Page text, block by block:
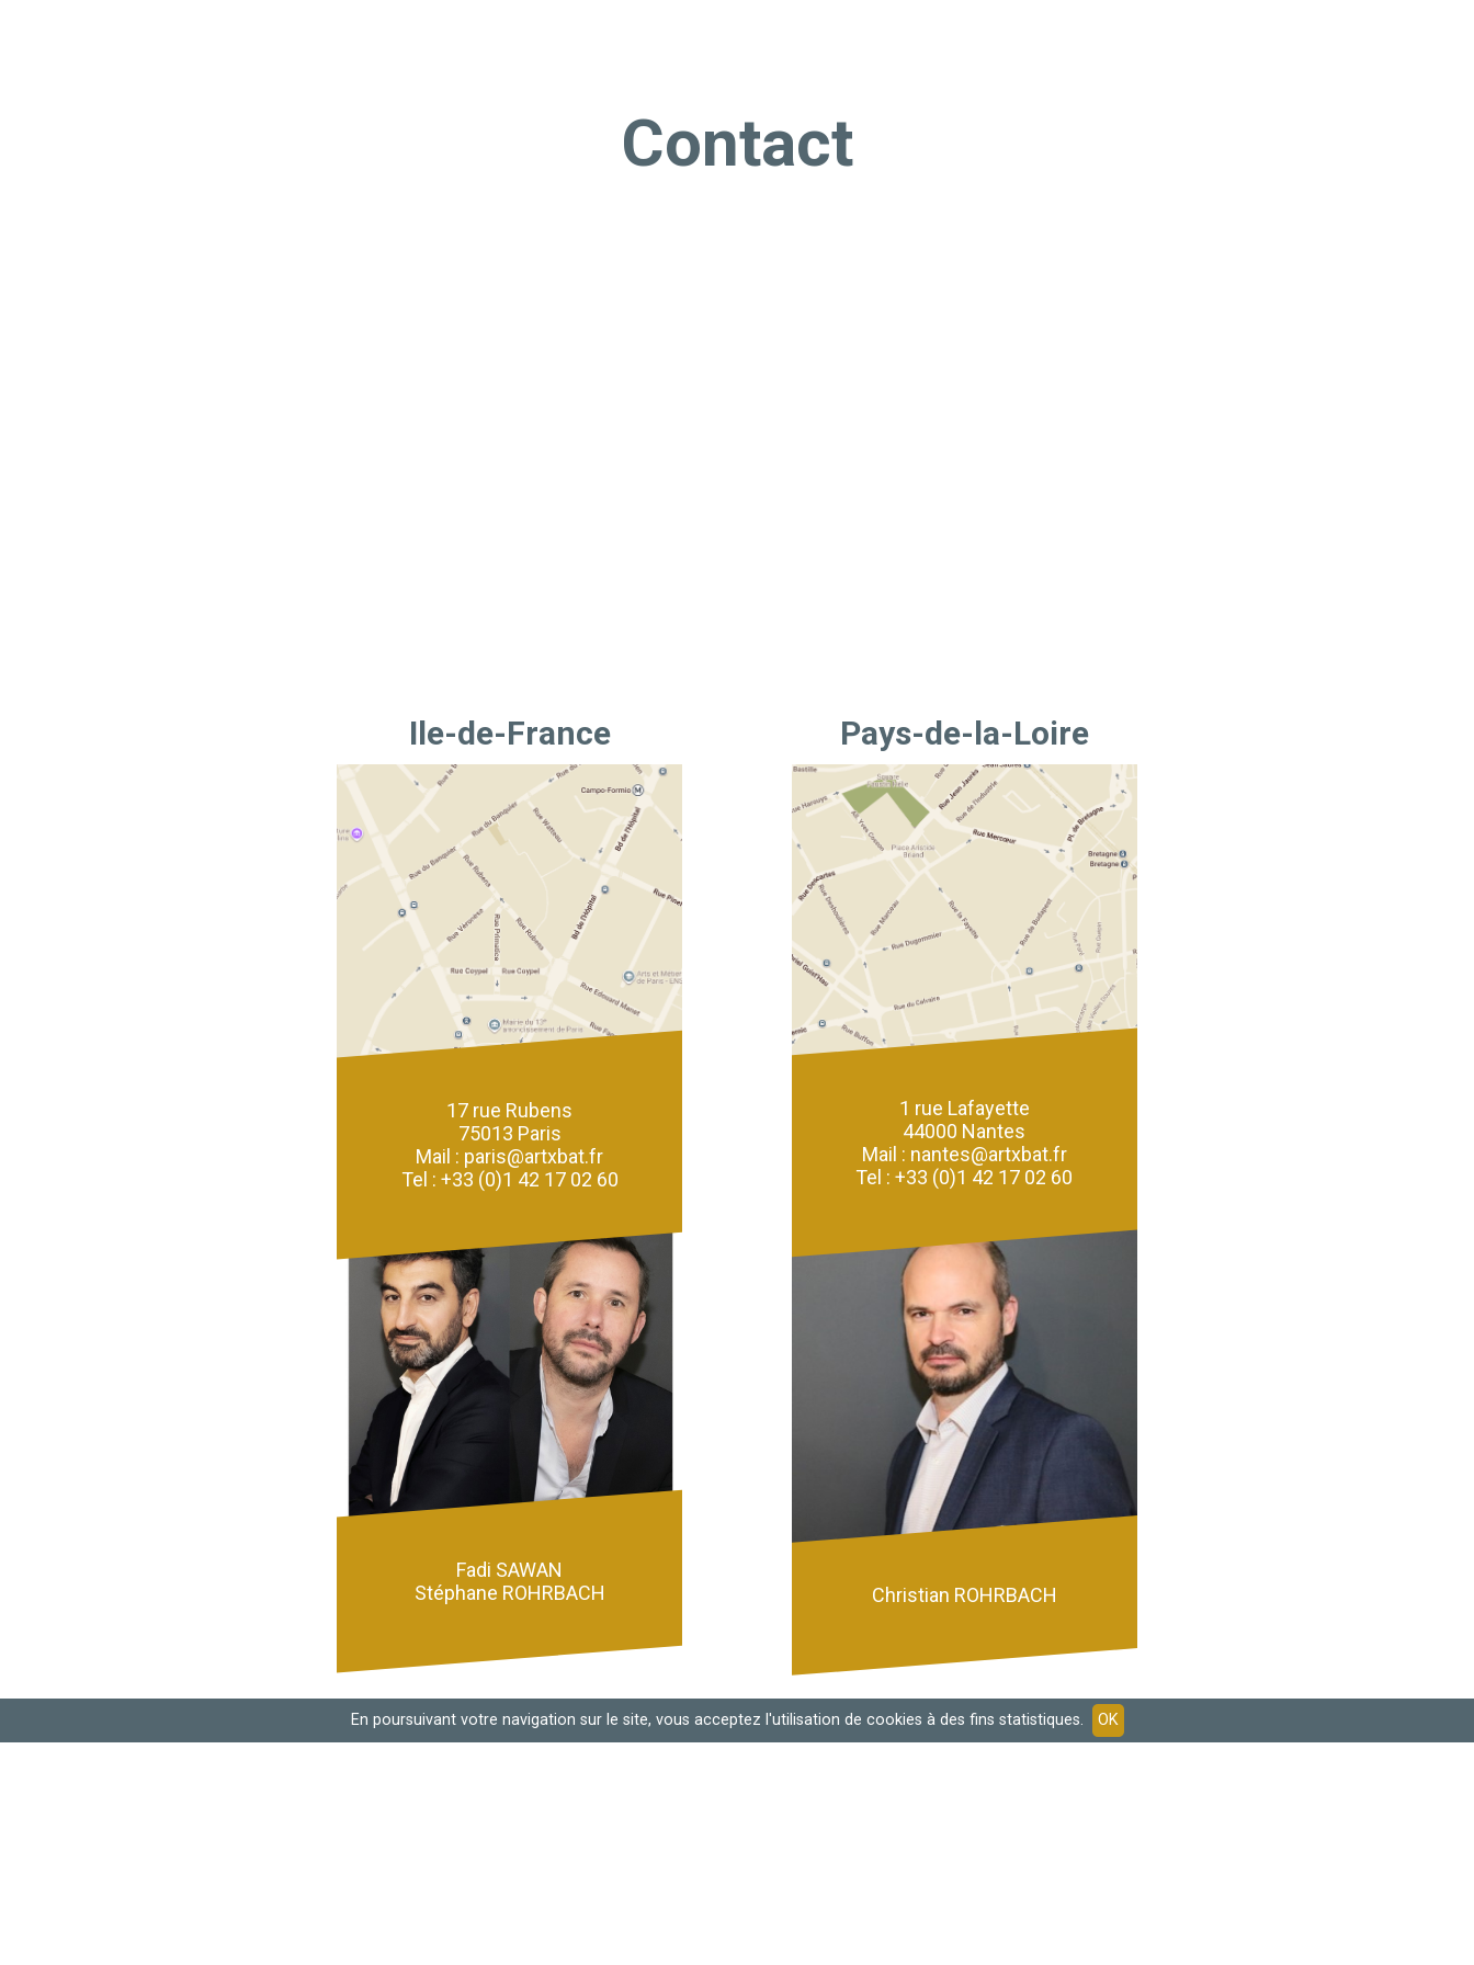
Contact
Ile-de-France
17 rue Rubens
75013 Paris
Mail : paris@artxbat.fr
Tel : +33 (0)1 42 17 02 60
Fadi SAWAN
Stéphane ROHRBACH
Pays-de-la-Loire
1 rue Lafayette
44000 Nantes
Mail : nantes@artxbat.fr
Tel : +33 (0)1 42 17 02 60
Christian ROHRBACH
En poursuivant votre navigation sur le site, vous acceptez l'utilisation de cookies à des fins statistiques. OK